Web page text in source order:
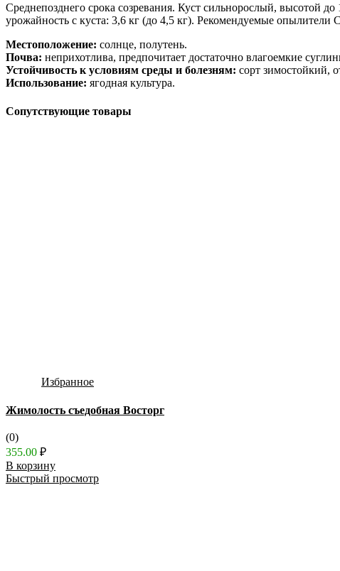
Среднепозднего срока созревания. Куст сильнорослый, высотой
урожайность с куста: 3,6 кг (до 4,5 кг). Рекомендуемые
Местоположение: солнце, полутень.
Почва: неприхотлива, предпочитает достаточно влагоемкие
Устойчивость к условиям среды и болезням: сорт зимостойкий,
Использование: ягодная культура.
Сопутствующие товары
Избранное
Жимолость съедобная Восторг
(0)
355.00 ₽
В корзину
Быстрый просмотр